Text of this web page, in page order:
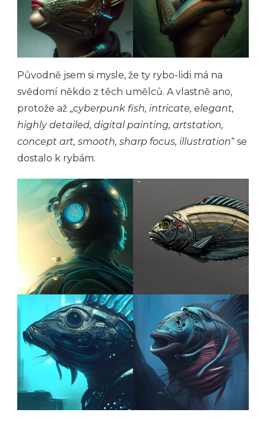
Původně jsem si mysle, že ty rybo-lidi má na
svědomí někdo z těch umělců. A vlastně ano,
protože až „cyberpunk fish, intricate, elegant,
highly detailed, digital painting, artstation,
concept art, smooth, sharp focus, illustration“ se
dostalo k rybám.